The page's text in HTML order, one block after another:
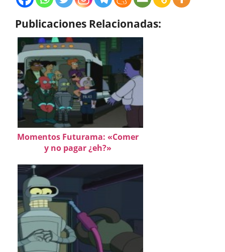
Publicaciones Relacionadas:
Momentos Futurama: «Comer
y no pagar ¿eh?»